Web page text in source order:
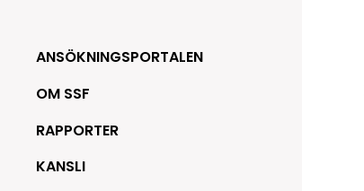
ANSÖKNINGSPORTALEN
OM SSF
RAPPORTER
KANSLI